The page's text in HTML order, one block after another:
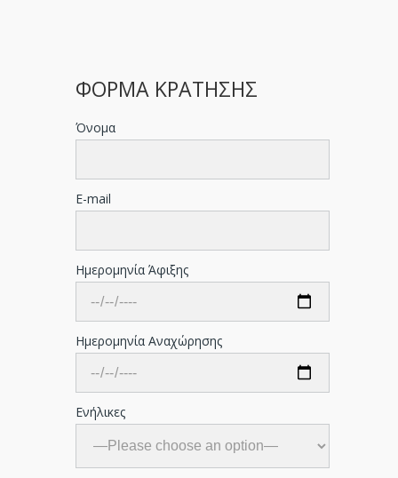
ΦΟΡΜΑ ΚΡΑΤΗΣΗΣ
Όνομα
E-mail
Ημερομηνία Άφιξης
Ημερομηνία Αναχώρησης
Ενήλικες